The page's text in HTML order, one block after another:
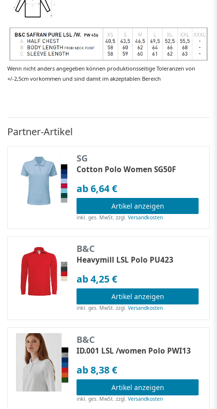
Wenn nicht anders angegeben können produktionsseitige Toleranzen von
+/-2,5cm vorkommen und sind damit im akzeptablen Bereich
Partner-Artikel
SG
Cotton Polo Women SG50F
ab 6,64 €
Artikel anzeigen
inkl. ges. MwSt. zzgl.Versandkosten
B&C
Heavymill LSL Polo PU423
ab 4,25 €
Artikel anzeigen
inkl. ges. MwSt. zzgl.Versandkosten
B&C
ID.001 LSL /women Polo PWI13
ab 8,38 €
Artikel anzeigen
inkl. ges. MwSt. zzgl.Versandkosten